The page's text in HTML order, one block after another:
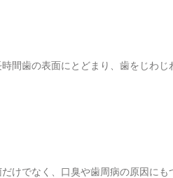
間歯の表面にとどまり、歯をじわじ
けでなく、口臭や歯周病の原因にも